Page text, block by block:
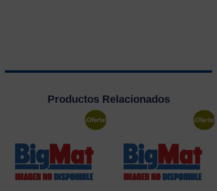
Productos Relacionados
¡Oferta! ¡Oferta!